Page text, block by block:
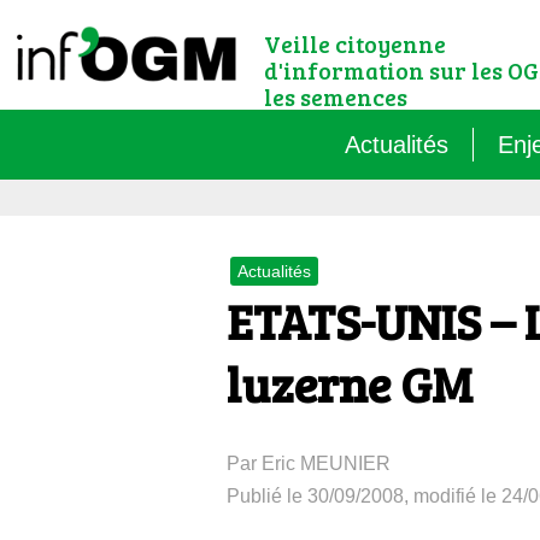
Veille citoyenne
d'information sur les
les semences
Actualités
Actualités
ETATS-UNIS
luzerne GM
Par Eric MEUNIER
Publié le 30/09/2008, modifié le 24/